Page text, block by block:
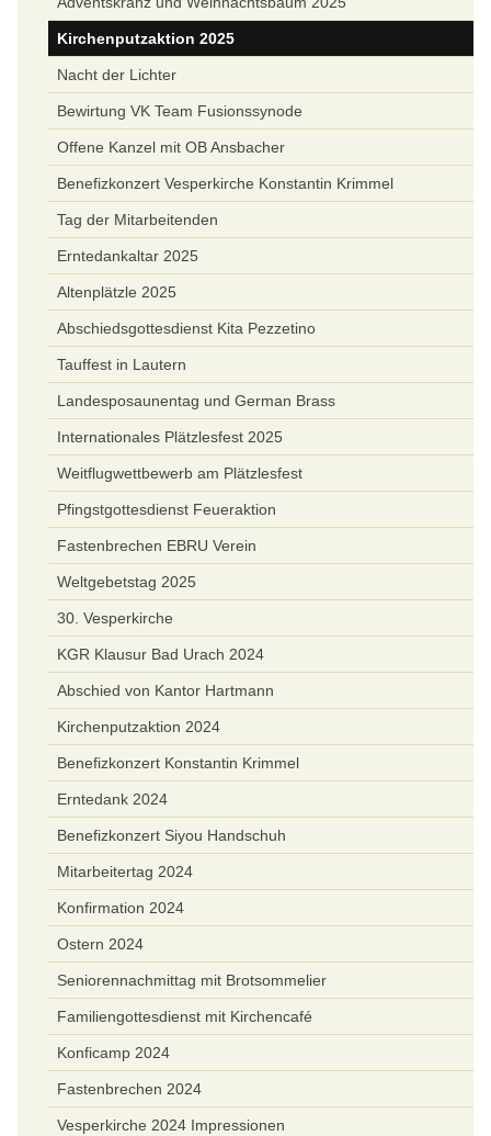
Kirchenputzaktion 2025
Nacht der Lichter
Bewirtung VK Team Fusionssynode
Offene Kanzel mit OB Ansbacher
Benefizkonzert Vesperkirche Konstantin Krimmel
Tag der Mitarbeitenden
Erntedankaltar 2025
Altenplätzle 2025
Abschiedsgottesdienst Kita Pezzetino
Tauffest in Lautern
Landesposaunentag und German Brass
Internationales Plätzlesfest 2025
Weitflugwettbewerb am Plätzlesfest
Pfingstgottesdienst Feueraktion
Fastenbrechen EBRU Verein
Weltgebetstag 2025
30. Vesperkirche
KGR Klausur Bad Urach 2024
Abschied von Kantor Hartmann
Kirchenputzaktion 2024
Benefizkonzert Konstantin Krimmel
Erntedank 2024
Benefizkonzert Siyou Handschuh
Mitarbeitertag 2024
Konfirmation 2024
Ostern 2024
Seniorennachmittag mit Brotsommelier
Familiengottesdienst mit Kirchencafé
Konficamp 2024
Fastenbrechen 2024
Vesperkirche 2024 Impressionen